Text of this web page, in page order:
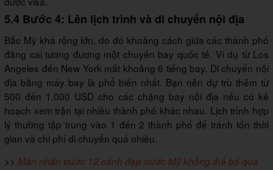
5.4 Bước 4: Lên lịch trình và di chuyển nội địa
Bắc Mỹ khá rộng lớn, do đó khoảng cách giữa các thành phố
đăng cai tương đương một chuyến bay quốc tế. Ví dụ từ Los
Angeles đến New York mất khoảng 6 tiếng bay. Di chuyển nội
địa bằng máy bay là phổ biến nhất. Bạn nên dự trù thêm từ
500 đến 1.000 USD cho các chặng bay nội địa nếu có kế
hoạch xem trận tại nhiều thành phố khác nhau. Lịch trình hợp
lý thường tập trung vào 1 đến 2 thành phố để tránh tốn thời
gian và chi phí di chuyển quá nhiều.
>> Mãn nhãn trước 12 cảnh đẹp nước Mỹ không thể bỏ qua